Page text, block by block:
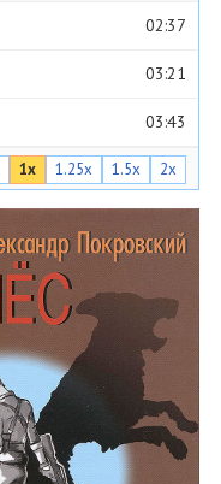
02:37
03:21
03:43
01:58
05:34
03:06
04:17
02:31
1x 1.25x 1.5x 2x